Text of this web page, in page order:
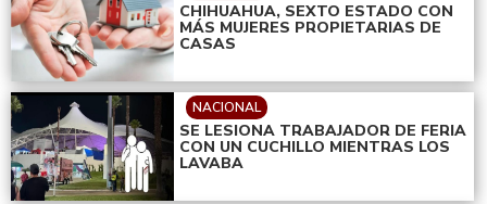
CHIHUAHUA, SEXTO ESTADO CON
MÁS MUJERES PROPIETARIAS DE
CASAS
NACIONAL
SE LESIONA TRABAJADOR DE FERIA
CON UN CUCHILLO MIENTRAS LOS
LAVABA